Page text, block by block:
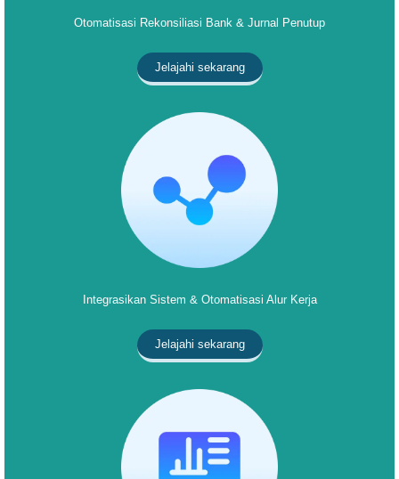
Otomatisasi Rekonsiliasi Bank & Jurnal Penutup
Jelajahi sekarang
Integrasikan Sistem & Otomatisasi Alur Kerja
Jelajahi sekarang